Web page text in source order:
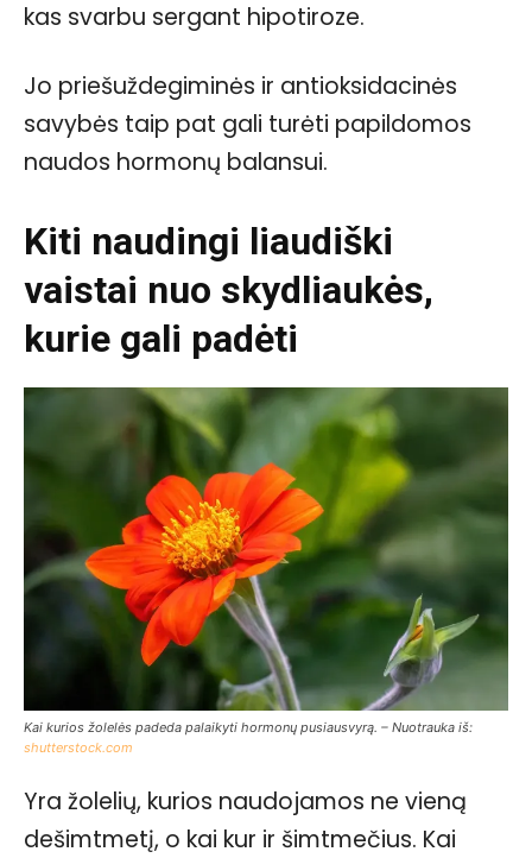
kas svarbu sergant hipotiroze.
Jo priešuždegiminės ir antioksidacinės
savybės taip pat gali turėti papildomos
naudos hormonų balansui.
Kiti naudingi liaudiški
vaistai nuo skydliaukės,
kurie gali padėti
Kai kurios žolelės padeda palaikyti hormonų pusiausvyrą. – Nuotrauka iš:
shutterstock.com
Yra žolelių, kurios naudojamos ne vieną
dešimtmetį, o kai kur ir šimtmečius. Kai